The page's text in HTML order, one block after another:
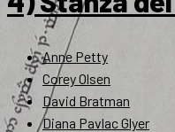
Anne Petty
Corey Olsen
David Bratman
Diana Pavlac Glyer